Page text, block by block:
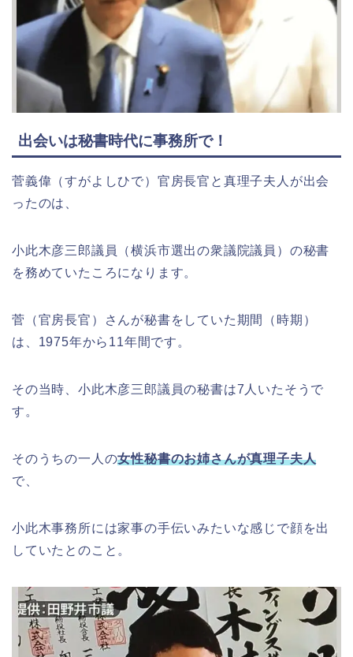
出会いは秘書時代に事務所で！
菅義偉（すがよしひで）官房長官と 真理子夫人が出会
ったのは、
小此木彦三郎議員（横浜市選出の衆議院議員）の秘書
を務めていたころになります。
菅（官房長官）さんが秘書をしていた期間（時期）
は、1975年から11年間です。
その当時、小此木彦三郎議員の秘書は7人いたそうで
す。
そのうちの一人の女性秘書のお姉さんが真理子夫人
で、
小此木事務所には家事の手伝いみたいな感じで顔を出
していたとのこと。